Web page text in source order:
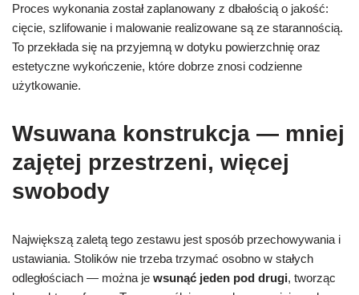
Proces wykonania został zaplanowany z dbałością o jakość:
cięcie, szlifowanie i malowanie realizowane są ze starannością.
To przekłada się na przyjemną w dotyku powierzchnię oraz
estetyczne wykończenie, które dobrze znosi codzienne
użytkowanie.
Wsuwana konstrukcja — mniej
zajętej przestrzeni, więcej
swobody
Największą zaletą tego zestawu jest sposób przechowywania i
ustawiania. Stolików nie trzeba trzymać osobno w stałych
odległościach — można je wsunąć jeden pod drugi, tworząc